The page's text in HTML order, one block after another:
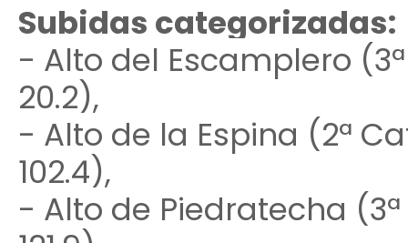
Subidas categorizadas:
- Alto del Escamplero (3ª
20.2),
- Alto de la Espina (2ª
102.4),
- Alto de Piedratecha (3ª